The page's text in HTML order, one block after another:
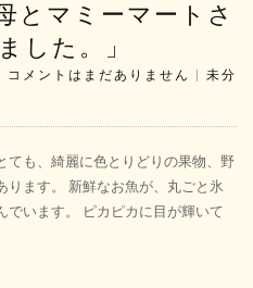
とマミーマートさ
した。」
コメントはまだありません
未分
ても、綺麗に色とりどりの果物、野
ります。 新鮮なお魚が、丸ごと氷
います。 ピカピカに目が輝いて